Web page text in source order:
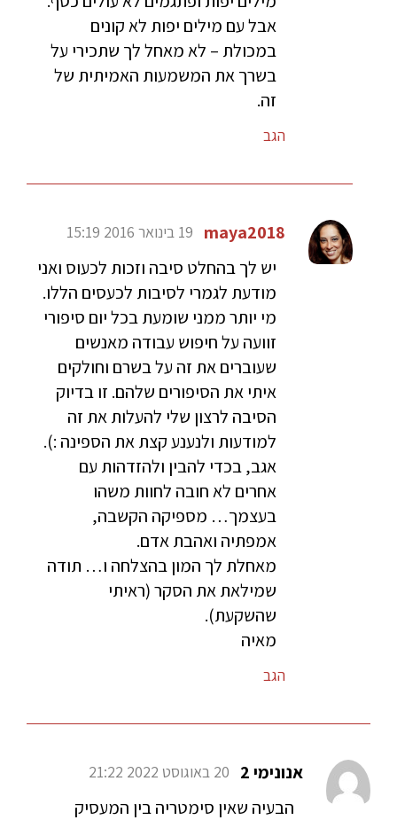
אבל עם מילים יפות לא קונים
במכולת – לא מאחל לך שתכירי על
בשרך את המשמעות האמיתית של
זה.
הגב
maya2018 19 בינואר 2016 15:19
יש לך בהחלט סיבה וזכות לכעוס ואני
מודעת לגמרי לסיבות לכעסים הללו.
מי יותר ממני שומעת בכל יום סיפורי
זוועה על חיפוש עבודה מאנשים
שעוברים את זה על בשרם וחולקים
איתי את הסיפורים שלהם. זו בדיוק
הסיבה לרצון שלי להעלות את זה
למודעות ולנענע קצת את הספינה :).
אגב, בכדי להבין ולהזדהות עם
אחרים לא חובה לחוות משהו
בעצמך… מספיקה הקשבה,
אמפתיה ואהבת אדם.
מאחלת לך המון בהצלחה ו… תודה
שמילאת את הסקר (ראיתי
שהשקעת).
מאיה
הגב
אנונימי 2 20 באוגוסט 2022 21:22
הבעיה שאין סימטריה בין המעסיק